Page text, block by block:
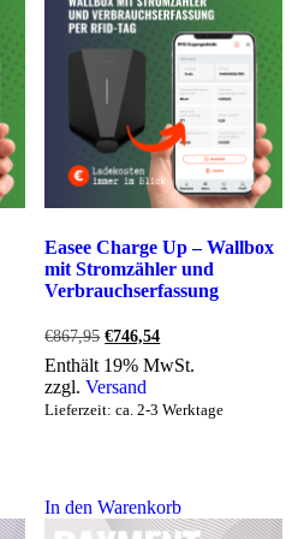
Easee Charge Up – Wallbox
mit Stromzähler und
Verbrauchserfassung
€867,95 Ursprünglicher
Preis
war:
€867,95
€746,54Aktueller
Preis
ist:
Enthält 19% MwSt.
zzgl.Versand
Lieferzeit: ca. 2-3 Werktage
In den Warenkorb